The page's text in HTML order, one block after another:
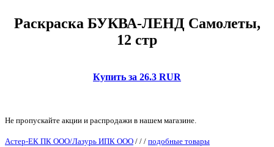
Раскраска БУКВА-ЛЕНД Самолеты,
12 стр
Купить за 26.3 RUR
Не пропускайте акции и распродажи в нашем магазине.
Астер-ЕК ПК ООО/Лазурь ИПК ООО / / / подобные товары